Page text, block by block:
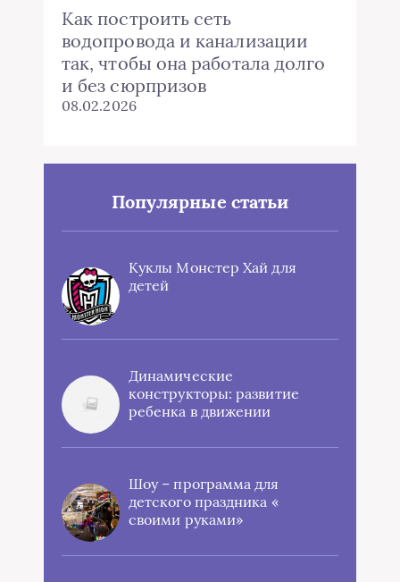
Как построить сеть
водопровода и канализации
так, чтобы она работала долго
и без сюрпризов
08.02.2026
Популярные статьи
Куклы Монстер Хай для
детей
Динамические
конструкторы: развитие
ребенка в движении
Шоу – программа для
детского праздника «
своими руками»